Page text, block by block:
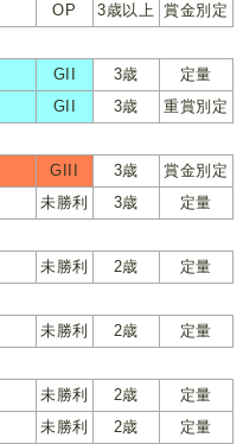
OP 3歳以上 賞金別定
GII 3歳
定量
GII 3歳 重賞別定
GIII 3歳
賞金別定
未勝利 3歳 定量
未勝利 2歳 定量
未勝利 2歳 定量
未勝利 2歳
定量
未勝利 2歳
定量